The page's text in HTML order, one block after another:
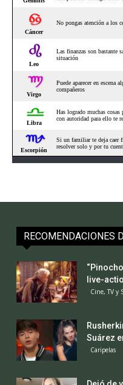
RECOMENDACIONES
live-
Cine, TV y
Suárez
Caripelas